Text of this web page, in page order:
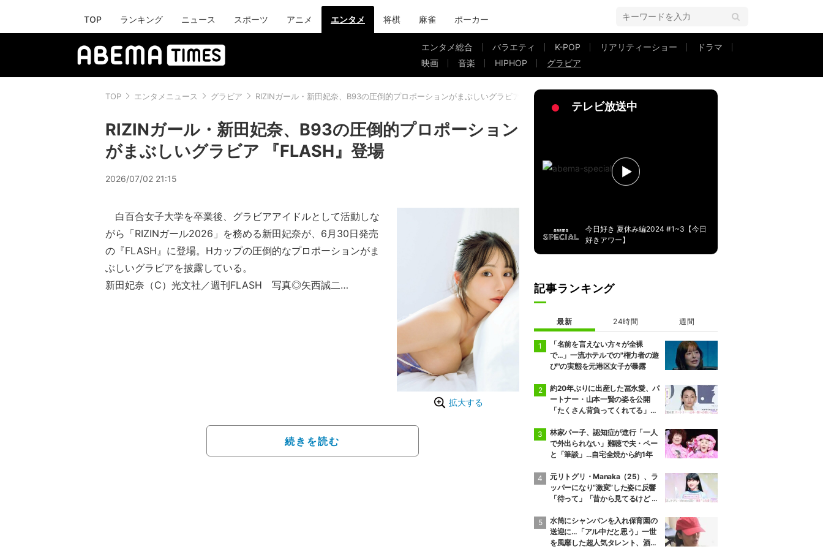
TOP ランキング ニュース スポーツ アニメ エンタメ 将棋 麻雀 ポーカー
エンタメ総合 バラエティ K-POP リアリティーショー
ドラマ
映画
音楽 HIPHOP グラビア
TOP エンタメニュース グラビア RIZINガール・新田妃奈、B93の圧倒的プロポーションがまぶしいグラビア 『FLASH』登場
RIZINガール・新田妃奈、B93の圧倒的プロポーション
がまぶしいグラビア 『FLASH』登場
2026/07/02 21:15
拡大する
白百合女子大学を卒業後、グラビアアイドルとして活動しな
がら「RIZINガール2026」を務める新田妃奈が、6月30日発売
の『FLASH』に登場。Hカップの圧倒的なプロポーションがま
ぶしいグラビアを披露している。
新田妃奈（C）光文社／週刊FLASH 写真◎矢西誠二
続きを読む
テレビ放送中
今日好き 夏休み編2024 #1~3【今日
好きアワー】
記事ランキング
最新 24時間 週間
「名前を言えない方々が全裸
で…」一流ホテルでの"権力者の遊
び"の実態を元港区女子が暴露
約20年ぶりに出産した冨永愛、パ
ートナー・山本一賢の姿を公開
「たくさん背負ってくれてる」感
林家パー子、認知症が進行「一人
で外出られない」難聴で夫・ペー
と「筆談」…自宅全焼から約1年
元リトグリ・Manaka（25）、ラ
ッパーになり“激変”した姿に反響
「待って」「昔から見てるけど 最
水筒にシャンパンを入れ保育園の
送迎に…「アル中だと思う」一世
を風靡した超人気タレント、酒漬